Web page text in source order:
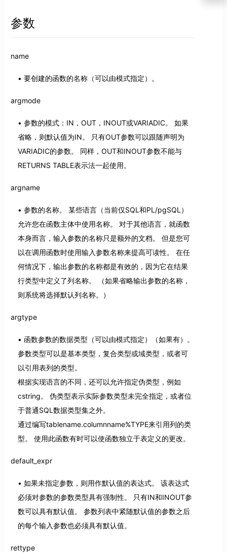
参数
name
要创建的函数的名称（可以由模式指定）。
argmode
参数的模式：IN，OUT，INOUT或VARIADIC。 如果
省略，则默认值为IN。 只有OUT参数可以跟随声明为
VARIADIC的参数。 同样，OUT和INOUT参数不能与
RETURNS TABLE表示法一起使用。
argname
参数的名称。 某些语言（当前仅SQL和PL/pgSQL）
允许您在函数主体中使用名称。 对于其他语言，就函数
本身而言，输入参数的名称只是额外的文档。 但是您可
以在调用函数时使用输入参数名称来提高可读性。 在任
何情况下，输出参数的名称都是有效的，因为它在结果
行类型中定义了列名称。 （如果省略输出参数的名称，
则系统将选择默认列名称。）
argtype
函数参数的数据类型（可以由模式指定）（如果有）。
参数类型可以是基本类型，复合类型或域类型，或者可
以引用表列的类型。
根据实现语言的不同，还可以允许指定伪类型，例如
cstring。 伪类型表示实际参数类型未完全指定，或者位
于普通SQL数据类型集之外。
通过编写tablename.columnname%TYPE来引用列的类
型。 使用此函数有时可以使函数独立于表定义的更改。
default_expr
如果未指定参数，则用作默认值的表达式。 该表达式
必须对参数的参数类型具有强制性。 只有IN和INOUT参
数可以具有默认值。 参数列表中紧随默认值的参数之后
的每个输入参数也必须具有默认值。
rettype